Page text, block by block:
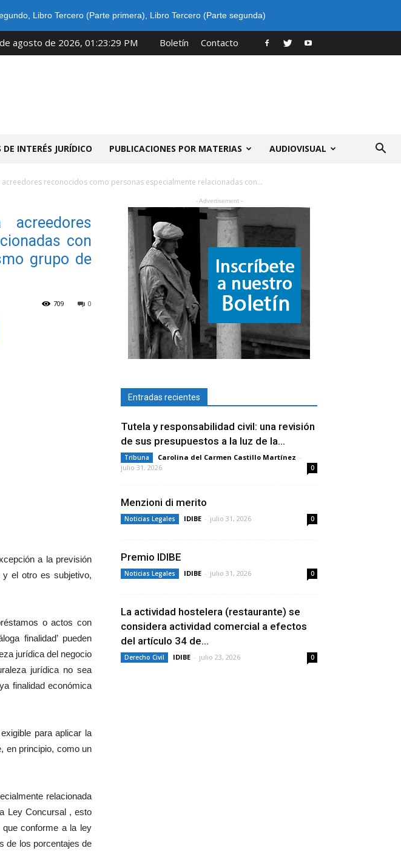
, Libro Tercero (Parte primera) Libro Tercero (Parte segunda)
agosto de 2026, 01:23:29 PM Boletín Contacto
DE INTERÉS JURÍDICO PUBLICACIONES POR MATERIAS AUDIOVISUAL
reconocidos como personas especialmente relacionadas con...
con
grupo de
0
709
a la previsión
y el otro es subjetivo,
o actos con
finalidad’ pueden
jurídica del negocio
jurídica no sea
finalidad económica
para aplicar la
en principio, como un
relacionada
Ley Concursal , esto
conforme a la ley
de los porcentajes de
- Advertisement -
Entradas recientes
Tutela y responsabilidad civil: una revisión
de sus presupuestos a la luz de la...
Tribuna Carolina del Carmen Castillo Martínez -
julio 31, 2026
0
Menzioni di merito
Noticias Legales IDIBE - julio 31, 2026 0
Premio IDIBE
Noticias Legales IDIBE - julio 31, 2026 0
La actividad hostelera (restaurante) se
considera actividad comercial a efectos
del artículo 34 de...
Derecho Civil IDIBE - julio 23, 2026 0